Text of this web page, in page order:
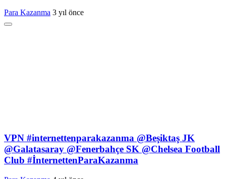
Para Kazanma 3 yıl önce
VPN #internettenparakazanma @Beşiktaş JK
@Galatasaray @Fenerbahçe SK @Chelsea Football
Club #İnternettenParaKazanma